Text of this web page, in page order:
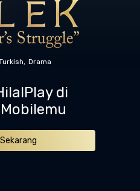
Drama
di